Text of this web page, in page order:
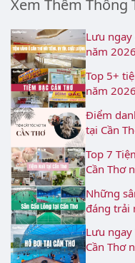
Xem Thêm Thông
Lưu ngay
năm 2026
Top 5+
năm 2026
Điểm
tại Cần
Top 7
Cần Thơ
Những
đáng trải
Lưu ngay
Cần Thơ